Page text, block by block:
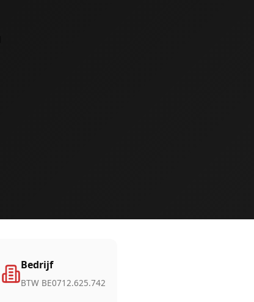
Bedrijf
BTW BE0712.625.742